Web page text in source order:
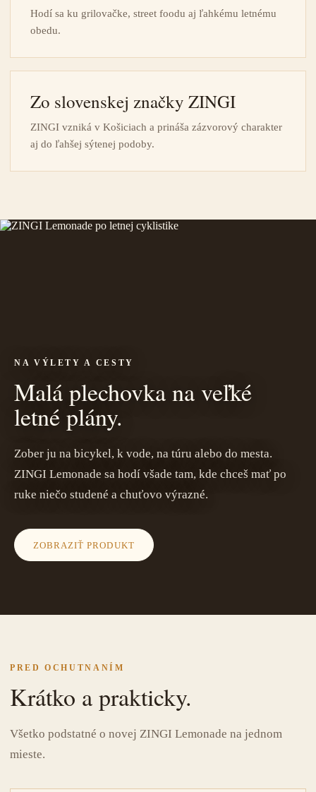
Hodí sa ku grilovačke, street foodu aj ľahkému letnému
obedu.
Zo slovenskej značky ZINGI
ZINGI vzniká v Košiciach a prináša zázvorový charakter
aj do ľahšej sýtenej podoby.
NA VÝLETY A CESTY
Malá plechovka na veľké
letné plány.
Zober ju na bicykel, k vode, na túru alebo do mesta.
ZINGI Lemonade sa hodí všade tam, kde chceš mať po
ruke niečo studené a chuťovo výrazné.
ZOBRAZIŤ PRODUKT
PRED OCHUTNANÍM
Krátko a prakticky.
Všetko podstatné o novej ZINGI Lemonade na jednom
mieste.